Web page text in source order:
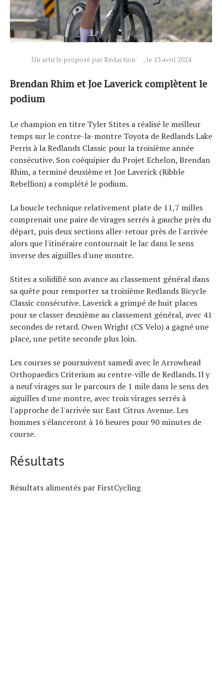
Un article proposé par Rédaction , le 13 avril 2024
Brendan Rhim et Joe Laverick complètent le
podium
Le champion en titre Tyler Stites a réalisé le meilleur
temps sur le contre-la-montre Toyota de Redlands Lake
Perris à la Redlands Classic pour la troisième année
consécutive. Son coéquipier du Projet Echelon, Brendan
Rhim, a terminé deuxième et Joe Laverick (Ribble
Rebellion) a complété le podium.
La boucle technique relativement plate de 11,7 milles
comprenait une paire de virages serrés à gauche près du
départ, puis deux sections aller-retour près de l'arrivée
alors que l'itinéraire contournait le lac dans le sens
inverse des aiguilles d'une montre.
Stites a solidifié son avance au classement général dans
sa quête pour remporter sa troisième Redlands Bicycle
Classic consécutive. Laverick a grimpé de huit places
pour se classer deuxième au classement général, avec 41
secondes de retard. Owen Wright (CS Velo) a gagné une
place, une petite seconde plus loin.
Les courses se poursuivent samedi avec le Arrowhead
Orthopaedics Criterium au centre-ville de Redlands. Il y
a neuf virages sur le parcours de 1 mile dans le sens des
aiguilles d'une montre, avec trois virages serrés à
l'approche de l'arrivée sur East Citrus Avenue. Les
hommes s'élanceront à 16 heures pour 90 minutes de
course.
Résultats
Résultats alimentés par FirstCycling
Conseils
Tendances
Tous nos articles